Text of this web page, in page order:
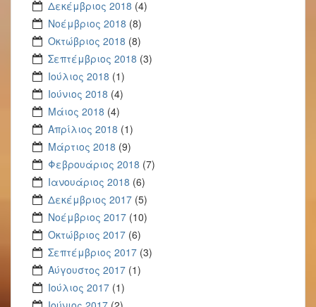
Δεκέμβριος 2018 (4)
Νοέμβριος 2018 (8)
Οκτώβριος 2018 (8)
Σεπτέμβριος 2018 (3)
Ιούλιος 2018 (1)
Ιούνιος 2018 (4)
Μάιος 2018 (4)
Απρίλιος 2018 (1)
Μάρτιος 2018 (9)
Φεβρουάριος 2018 (7)
Ιανουάριος 2018 (6)
Δεκέμβριος 2017 (5)
Νοέμβριος 2017 (10)
Οκτώβριος 2017 (6)
Σεπτέμβριος 2017 (3)
Αύγουστος 2017 (1)
Ιούλιος 2017 (1)